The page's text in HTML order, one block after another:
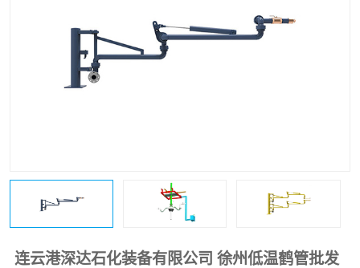
连云港深达石化装备有限公司 徐州低温鹤管批发